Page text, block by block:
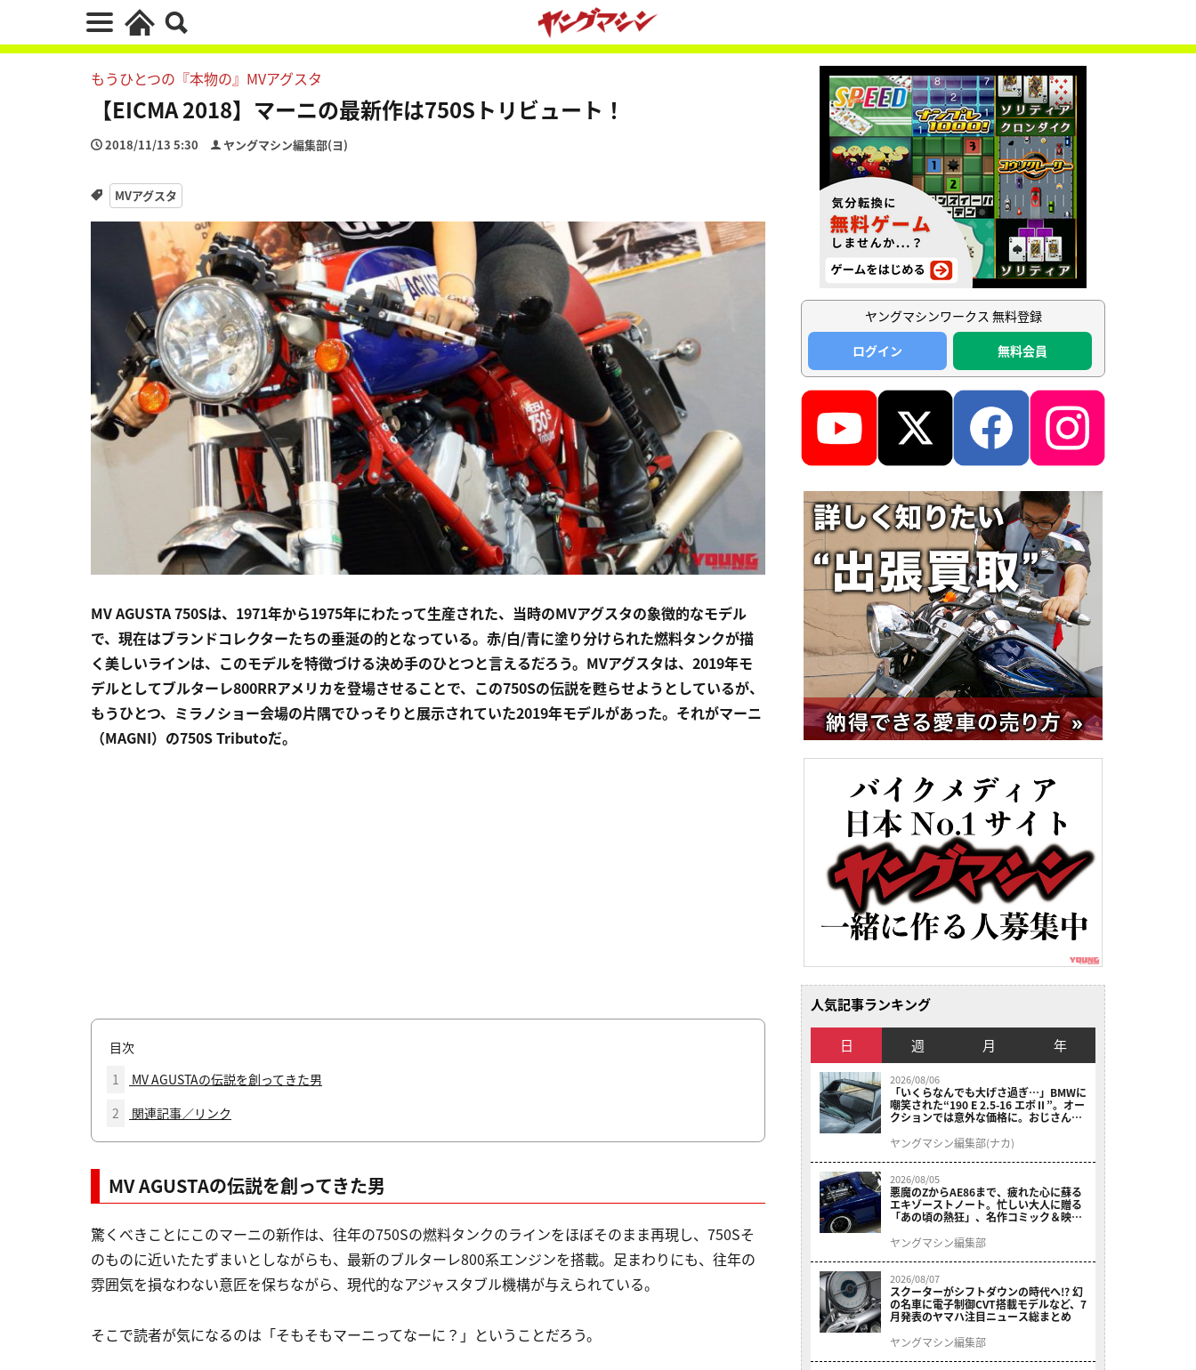
もうひとつの『本物の』MVアグスタ
【EICMA 2018】マーニの最新作は750Sトリビュート！
2018/11/13 5:30 ヤングマシン編集部(ヨ)
MVアグスタ
MV AGUSTA 750Sは、1971年から1975年にわたって生産された、当時のMVアグスタの象徴的なモデル
で、現在はブランドコレクターたちの垂涎の的となっている。赤/白/青に塗り分けられた燃料タンクが描
く美しいラインは、このモデルを特徴づける決め手のひとつと言えるだろう。MVアグスタは、2019年モ
デルとしてブルターレ800RRアメリカを登場させることで、この750Sの伝説を甦らせようとしているが、
もうひとつ、ミラノショー会場の片隅でひっそりと展示されていた2019年モデルがあった。それがマーニ
（MAGNI）の750S Tributoだ。
目次
1
MV AGUSTAの伝説を創ってきた男
2
関連記事／リンク
MV AGUSTAの伝説を創ってきた男
驚くべきことにこのマーニの新作は、往年の750Sの燃料タンクのラインをほぼそのまま再現し、750Sそ
のものに近いたたずまいとしながらも、最新のブルターレ800系エンジンを搭載。足まわりにも、往年の
雰囲気を損なわない意匠を保ちながら、現代的なアジャスタブル機構が与えられている。
そこで読者が気になるのは「そもそもマーニってなーに？」ということだろう。
ヤングマシンワークス 無料登録
ログイン
無料会員
人気記事ランキング
日 週 月 年
2026/08/06
「いくらなんでも大げさ過ぎ…」BMWに
嘲笑された“190 E 2.5-16 エボⅡ”。オー
クションでは意外な価格に。おじさん達
ヤングマシン編集部(ナカ)
2026/08/05
悪魔のZからAE86まで、疲れた心に蘇る
エキゾーストノート。忙しい大人に贈る
「あの頃の熱狂」、名作コミック＆映画
結！
ヤングマシン編集部
2026/08/07
スクーターがシフトダウンの時代へ!? 幻
の名車に電子制御CVT搭載モデルなど、7
月発表のヤマハ注目ニュース総まとめ
ヤングマシン編集部